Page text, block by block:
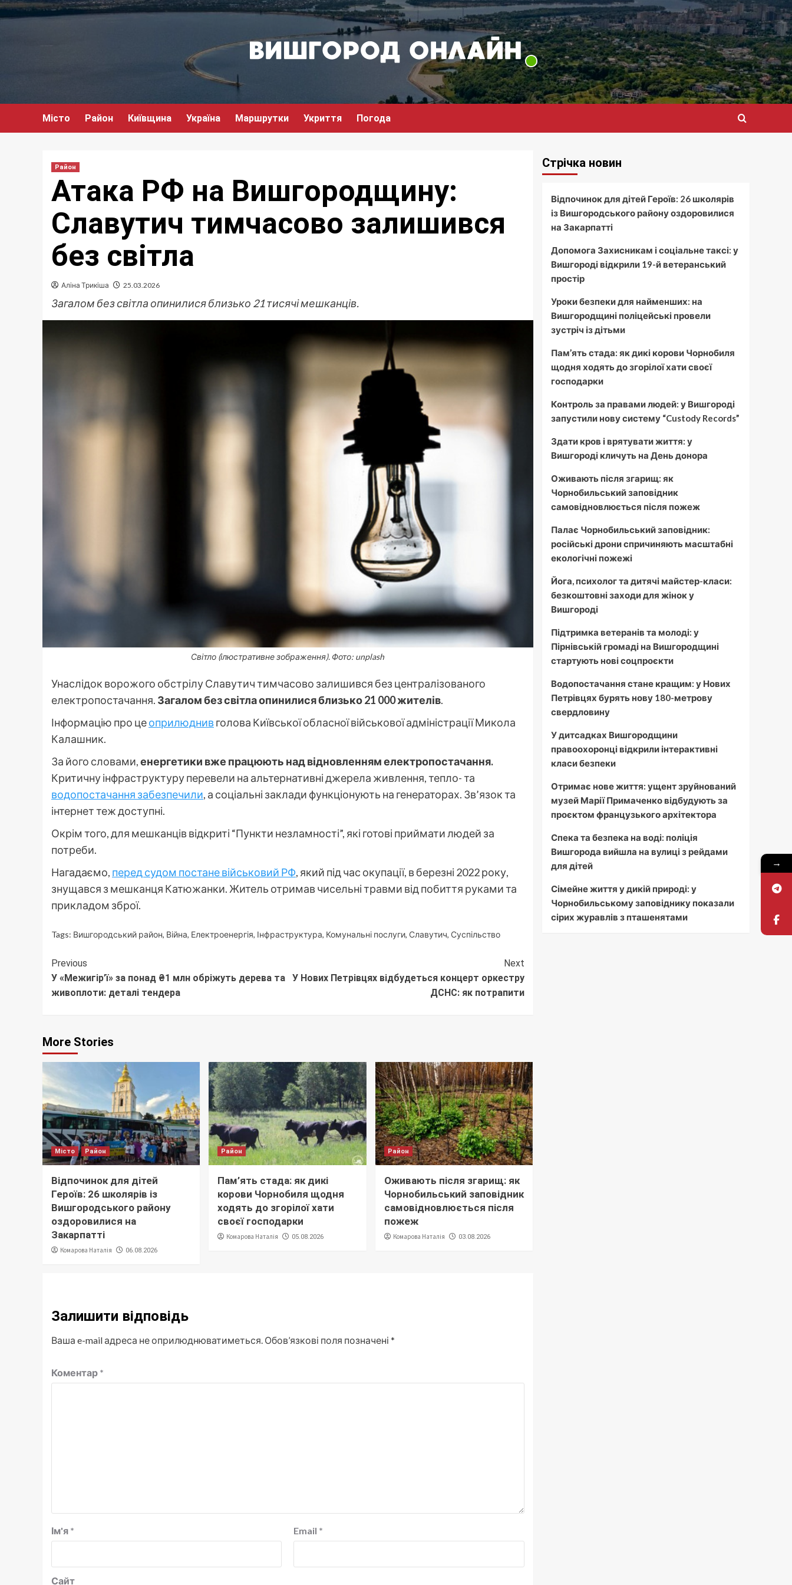
Перейти
до
Місто Район Київщина Україна Маршрутки Укриття Погода
Район
Атака РФ на Вишгородщину:
Славутич тимчасово залишився
без світла
Аліна Трикіша 25.03.2026
Загалом без світла опинилися близько 21 тисячі мешканців.
Світло (ілюстративне зображення). Фото: unplash
Унаслідок ворожого обстрілу Славутич тимчасово залишився без централізованого
електропостачання. Загалом без світла опинилися близько 21 000 жителів.
Інформацію про цеоприлюднивголова Київської обласної військової адміністрації Микола
Калашник.
За його словами,енергетики вже працюють над відновленням електропостачання.
Критичну інфраструктуру перевели на альтернативні джерела живлення, тепло- та
водопостачання забезпечили, а соціальні заклади функціонують на генераторах. Зв’язок та
інтернет теж доступні.
Окрім того, для мешканців відкриті “Пункти незламності”, які готові приймати людей за
потреби.
Нагадаємо, перед судом постане військовий РФ, який під час окупації, в березні 2022 року,
знущався з мешканця Катюжанки. Житель отримав чисельні травми від побиття руками та
прикладом зброї.
Tags: Вишгородський район, Війна, Електроенергія, Інфраструктура, Комунальні послуги, Славутич, Суспільство
Continue
Reading
Previous
У «Межигір’ї» за понад ₴1 млн обріжуть дерева та
живоплоти: деталі тендера
Next
У Нових Петрівцях відбудеться концерт оркестру
ДСНС: як потрапити
More Stories
Місто Район
Відпочинок для дітей
Героїв: 26 школярів із
Вишгородського району
оздоровилися на
Закарпатті
Комарова Наталія 06.08.2026
Район
Пам’ять стада: як дикі
корови Чорнобиля щодня
ходять до згорілої хати
своєї господарки
Комарова Наталія 05.08.2026
Район
Оживають після згарищ: як
Чорнобильський заповідник
самовідновлюється після
пожеж
Комарова Наталія 03.08.2026
Залишити відповідь
Ваша e-mail адреса не оприлюднюватиметься. Обов’язкові поля позначені *
Коментар *
Ім'я * Email *
Сайт
Стрічка новин
Відпочинок для дітей Героїв: 26 школярів
із Вишгородського району оздоровилися
на Закарпатті
Допомога Захисникам і соціальне таксі: у
Вишгороді відкрили 19-й ветеранський
простір
Уроки безпеки для найменших: на
Вишгородщині поліцейські провели
зустріч із дітьми
Пам’ять стада: як дикі корови Чорнобиля
щодня ходять до згорілої хати своєї
господарки
Контроль за правами людей: у Вишгороді
запустили нову систему “Custody Records”
Здати кров і врятувати життя: у
Вишгороді кличуть на День донора
Оживають після згарищ: як
Чорнобильський заповідник
самовідновлюється після пожеж
Палає Чорнобильський заповідник:
російські дрони спричиняють масштабні
екологічні пожежі
Йога, психолог та дитячі майстер-класи:
безкоштовні заходи для жінок у
Вишгороді
Підтримка ветеранів та молоді: у
Пірнівській громаді на Вишгородщині
стартують нові соцпроєкти
Водопостачання стане кращим: у Нових
Петрівцях бурять нову 180-метрову
свердловину
У дитсадках Вишгородщини
правоохоронці відкрили інтерактивні
класи безпеки
Отримає нове життя: ущент зруйнований
музей Марії Примаченко відбудують за
проєктом французького архітектора
Спека та безпека на воді: поліція
Вишгорода вийшла на вулиці з рейдами
для дітей
Сімейне життя у дикій природі: у
Чорнобильському заповіднику показали
сірих журавлів з пташенятами
→